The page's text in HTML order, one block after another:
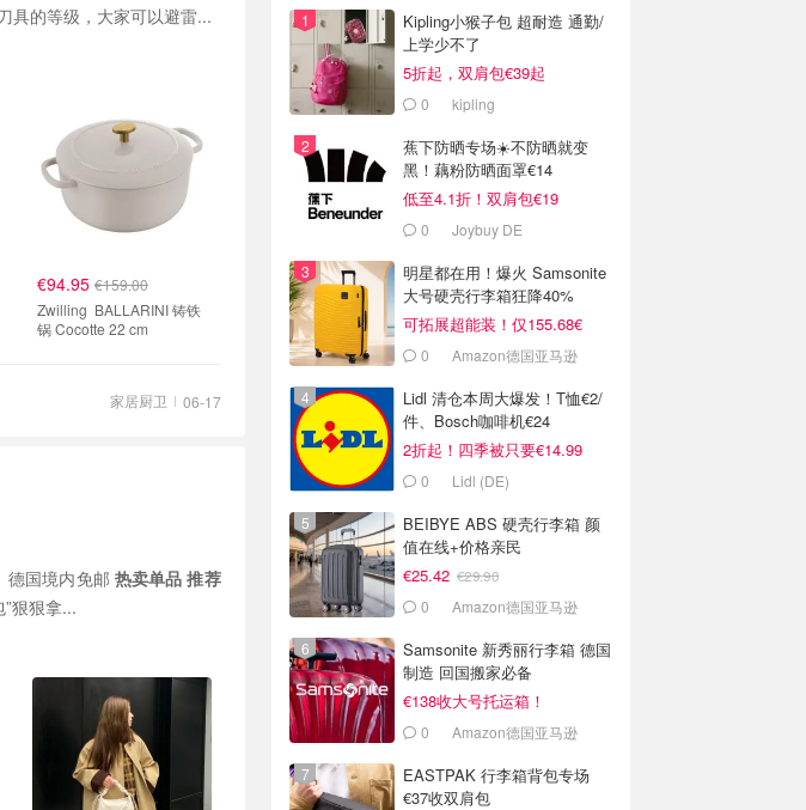
具的等级，大家可以避雷...
€94.95 €159.00
Zwilling BALLARINI 铸铁
锅 Cocotte 22 cm
家居厨卫 06-17
kipling 现有 小猴子包 超耐造 通勤/上学少不了 5折起。 德国境内免邮 热卖单品 推荐
学包”狠狠拿...
Kipling小猴子包 超耐造 通勤/
上学少不了
5折起，双肩包€39起
0 kipling
蕉下防晒专场☀️不防晒就变
黑！藕粉防晒面罩€14
低至4.1折！双肩包€19
0 Joybuy DE
明星都在用！爆火 Samsonite
大号硬壳行李箱狂降40%
可拓展超能装！仅155.68€
0 Amazon德国亚马逊
Lidl 清仓本周大爆发！T恤€2/
件、Bosch咖啡机€24
2折起！四季被只要€14.99
0 Lidl (DE)
BEIBYE ABS 硬壳行李箱 颜
值在线+价格亲民
€25.42 €29.90
0 Amazon德国亚马逊
Samsonite 新秀丽行李箱 德国
制造 回国搬家必备
€138收大号托运箱！
0 Amazon德国亚马逊
EASTPAK 行李箱背包专场
€37收双肩包